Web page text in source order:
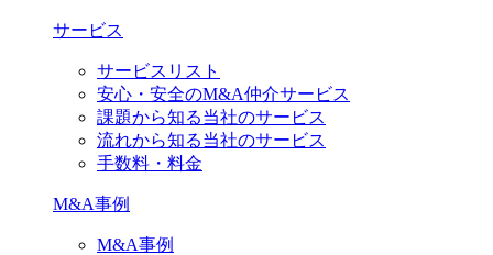
サービス
サービスリスト
安心・安全のM&A仲介サービス
課題から知る当社のサービス
流れから知る当社のサービス
手数料・料金
M&A事例
M&A事例